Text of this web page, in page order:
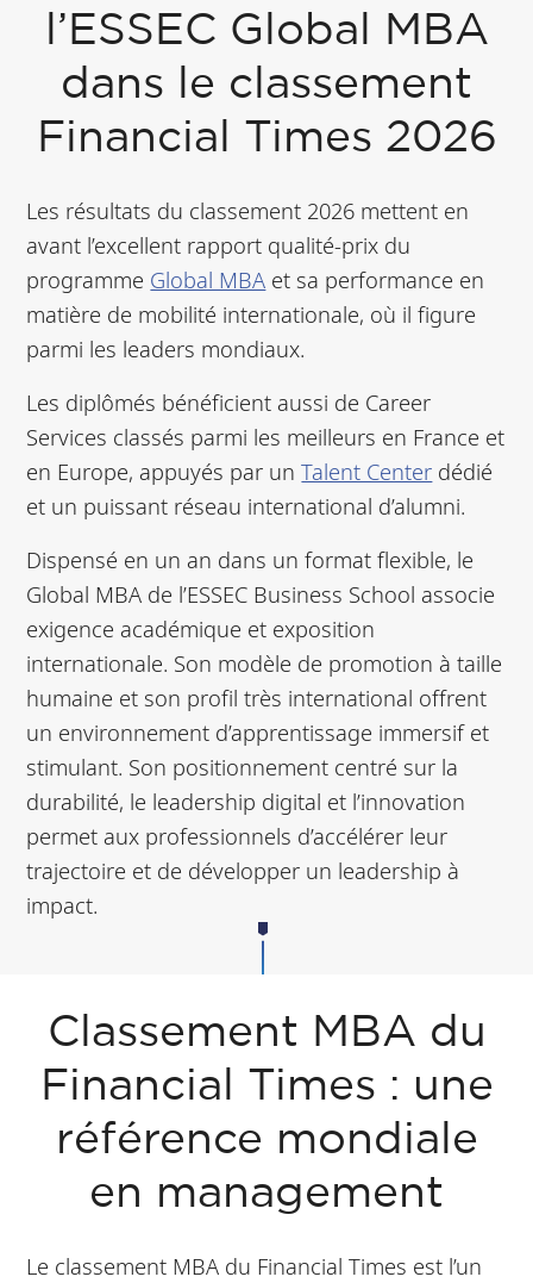
l’ESSEC Global MBA
dans le classement
Financial Times 2026
Les résultats du classement 2026 mettent en
avant l’excellent rapport qualité-prix du
programme Global MBA et sa performance en
matière de mobilité internationale, où il figure
parmi les leaders mondiaux.
Les diplômés bénéficient aussi de Career
Services classés parmi les meilleurs en France et
en Europe, appuyés par unTalent Center dédié
et un puissant réseau international d’alumni.
Dispensé en un an dans un format flexible, le
Global MBA de l’ESSEC Business School associe
exigence académique et exposition
internationale. Son modèle de promotion à taille
humaine et son profil très international offrent
un environnement d’apprentissage immersif et
stimulant. Son positionnement centré sur la
durabilité, le leadership digital et l’innovation
permet aux professionnels d’accélérer leur
trajectoire et de développer un leadership à
impact.
Classement MBA du
Financial Times : une
référence mondiale
en management
Le classement MBA du Financial Times est l’un